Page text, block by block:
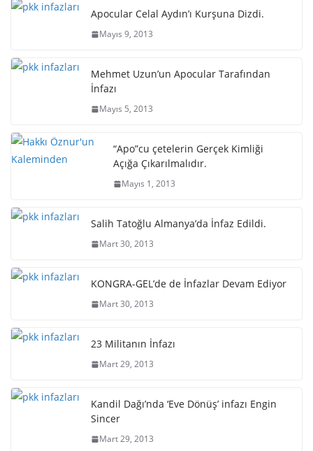
Apocular Celal Aydın’ı Kurşuna Dizdi.
Mayıs 9, 2013
Mehmet Uzun’un Apocular Tarafından
İnfazı
Mayıs 5, 2013
“Apo”cu çetelerin Gerçek Kimliği
Açığa Çıkarılmalıdır.
Mayıs 1, 2013
Salih Tatoğlu Almanya’da İnfaz Edildi.
Mart 30, 2013
KONGRA-GEL’de de İnfazlar Devam Ediyor
Mart 30, 2013
23 Militanın İnfazı
Mart 29, 2013
Kandil Dağı’nda ‘Eve Dönüş’ infazı Engin
Sincer
Mart 29, 2013